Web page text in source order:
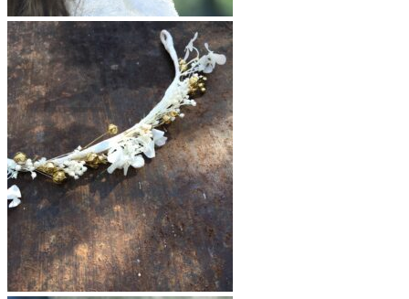
Panier
Votre panier est vide.
Retour à la boutique